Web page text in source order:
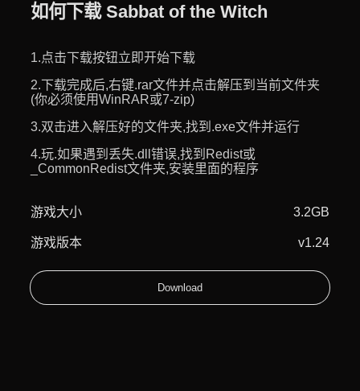
如何下载 Sabbat of the Witch
1.点击下载按钮立即开始下载
2.下载完成后,右键.rar文件并点击解压到当前文件夹
(你必须使用WinRAR或7-zip)
3.双击进入解压好的文件夹,找到.exe文件并运行
4.玩.如果遇到丢失.dll错误,找到Redist或
_CommonRedist文件夹,安装里面的程序
游戏大小 3.2GB
游戏版本 v1.24
Download